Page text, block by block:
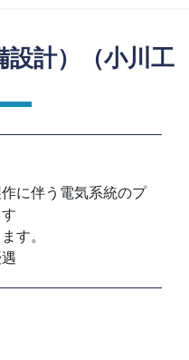
ォーム >
設計）（小川工
に伴う電気系統のプ
す。